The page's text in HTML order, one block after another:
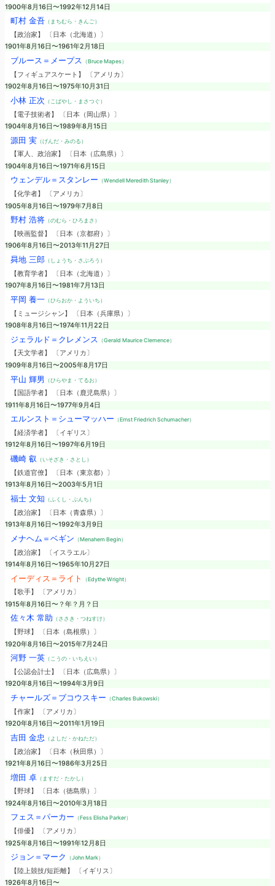
1900年8月16日〜1992年12月14日
町村 金吾（まちむら・きんご）
【政治家】 〔日本（北海道）〕
1901年8月16日〜1961年2月18日
ブルース＝メープス （Bruce Mapes）
【フィギュアスケート】 〔アメリカ〕
1902年8月16日〜1975年10月31日
小林 正次 （こばやし・まさつぐ）
【電子技術者】 〔日本（岡山県）〕
1904年8月16日〜1989年8月15日
源田 実（げんだ・みのる）
【軍人、政治家】 〔日本（広島県）〕
1904年8月16日〜1971年6月15日
ウェンデル＝スタンレー （Wendell Meredith Stanley）
【化学者】 〔アメリカ〕
1905年8月16日〜1979年7月8日
野村 浩将（のむら・ひろまさ）
【映画監督】 〔日本（京都府）〕
1906年8月16日〜2013年11月27日
曻地 三郎（しょうち・さぶろう）
【教育学者】 〔日本（北海道）〕
1907年8月16日〜1981年7月13日
平岡 養一（ひらおか・よういち）
【ミュージシャン】 〔日本（兵庫県）〕
1908年8月16日〜1974年11月22日
ジェラルド＝クレメンス （Gerald Maurice Clemence）
【天文学者】 〔アメリカ〕
1909年8月16日〜2005年8月17日
平山 輝男 （ひらやま・てるお）
【国語学者】 〔日本（鹿児島県）〕
1911年8月16日〜1977年9月4日
エルンスト＝シューマッハー （Ernst Friedrich Schumacher）
【経済学者】 〔イギリス〕
1912年8月16日〜1997年6月19日
磯崎 叡 （いそざき・さとし）
【鉄道官僚】 〔日本（東京都）〕
1913年8月16日〜2003年5月1日
福士 文知 （ふくし・ぶんち）
【政治家】 〔日本（青森県）〕
1913年8月16日〜1992年3月9日
メナヘム＝ベギン （Menahem Begin）
【政治家】 〔イスラエル〕
1914年8月16日〜1965年10月27日
イーディス＝ライト （Edythe Wright）
【歌手】 〔アメリカ〕
1915年8月16日〜？年？月？日
佐々木 常助 （ささき・つねすけ）
【野球】 〔日本（島根県）〕
1920年8月16日〜2015年7月24日
河野 一英（こうの・いちえい）
【公認会計士】 〔日本（広島県）〕
1920年8月16日〜1994年3月9日
チャールズ＝ブコウスキー （Charles Bukowski）
【作家】 〔アメリカ〕
1920年8月16日〜2011年1月19日
吉田 金忠 （よしだ・かねただ）
【政治家】 〔日本（秋田県）〕
1921年8月16日〜1986年3月25日
増田 卓（ますだ・たかし）
【野球】 〔日本（徳島県）〕
1924年8月16日〜2010年3月18日
フェス＝パーカー （Fess Elisha Parker）
【俳優】 〔アメリカ〕
1925年8月16日〜1991年12月8日
ジョン＝マーク （John Mark）
【陸上競技/短距離】 〔イギリス〕
1926年8月16日〜